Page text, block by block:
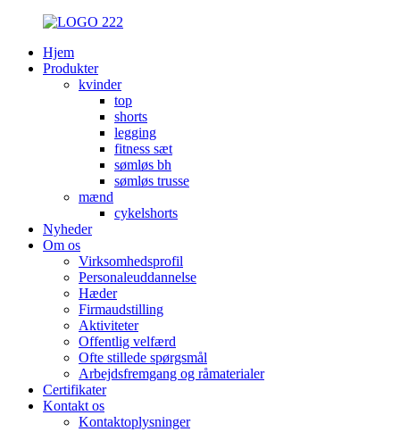
Hjem
Produkter
kvinder
top
shorts
legging
fitness sæt
sømløs bh
sømløs trusse
mænd
cykelshorts
Nyheder
Om os
Virksomhedsprofil
Personaleuddannelse
Hæder
Firmaudstilling
Aktiviteter
Offentlig velfærd
Ofte stillede spørgsmål
Arbejdsfremgang og råmaterialer
Certifikater
Kontakt os
Kontaktoplysninger